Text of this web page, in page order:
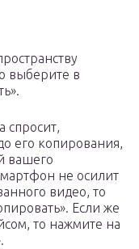
выберите в
спросит,
его копирования,
вашего
не осилит
видео, то
Если же
то нажмите на